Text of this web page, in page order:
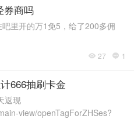
券商吗
里开的万1免5，给了200多佣
 27  1
666抽刷卡金
返现
view/openTagForZHSes?